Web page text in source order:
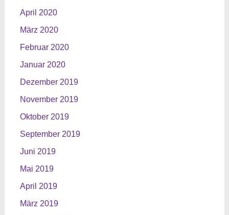
April 2020
März 2020
Februar 2020
Januar 2020
Dezember 2019
November 2019
Oktober 2019
September 2019
Juni 2019
Mai 2019
April 2019
März 2019